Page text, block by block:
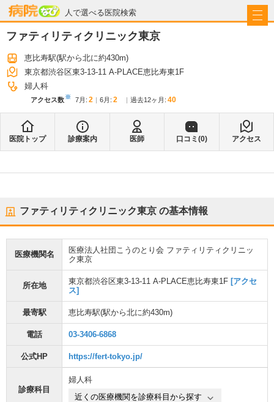
人で選べる医院検索
病院なび
ファティリティクリニック東京
恵比寿駅(駅から北に約430m)
東京都渋谷区東3-13-11 A-PLACE恵比寿東1F
婦人科
アクセス数※ 7月 : 2 6月 : 2 過去12ヶ月: 40
医院トップ 診療案内 医師 口コミ(0) アクセス
ファティリティクリニック東京 の基本情報
医療機関名
医療法人社団こうのとり会 ファティリティクリニッ
ク東京
所在地 東京都渋谷区東3-13-11 A-PLACE恵比寿東1F [アクセ
ス]
最寄駅 恵比寿駅(駅から北に約430m)
電話 03-3406-6868
公式HP https://fert-tokyo.jp/
診療科目
婦人科
近くの医療機関を診療科目から探す